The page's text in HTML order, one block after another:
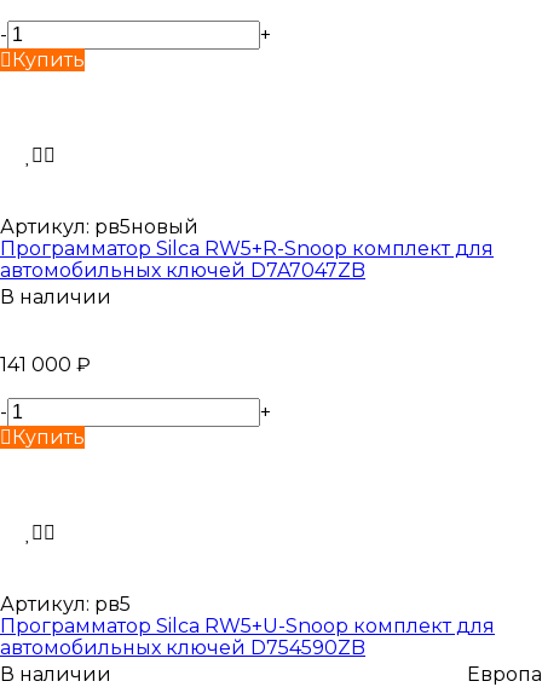
-
+
Купить
Артикул: рв5новый
Программатор Silca RW5+R-Snoop комплект для
автомобильных ключей D7A7047ZB
В наличии
141 000 ₽
-
+
Купить
Артикул: рв5
Программатор Silca RW5+U-Snoop комплект для
автомобильных ключей D754590ZB
В наличии
Европа